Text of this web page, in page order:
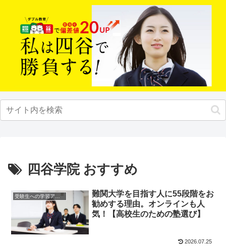
四谷学院 おすすめ
難関大学を目指す人に55段階をお
勧めする理由。オンラインも人
気！【高校生のための塾選び】
2026.07.25